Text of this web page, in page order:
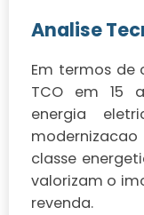
Analise
Em termos de
TCO em 15
energia
classe
valorizam o
revenda.